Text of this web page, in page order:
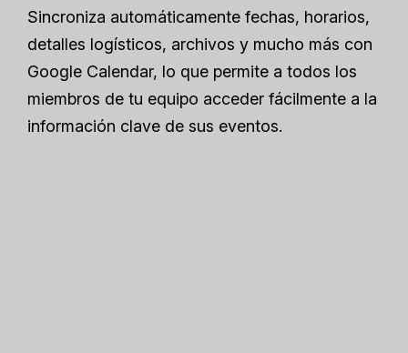
Sincroniza automáticamente fechas, horarios,
detalles logísticos, archivos y mucho más con
Google Calendar, lo que permite a todos los
miembros de tu equipo acceder fácilmente a la
información clave de sus eventos.